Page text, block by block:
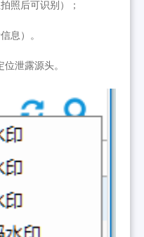
照后可识别）；
息）。
泄露源头。